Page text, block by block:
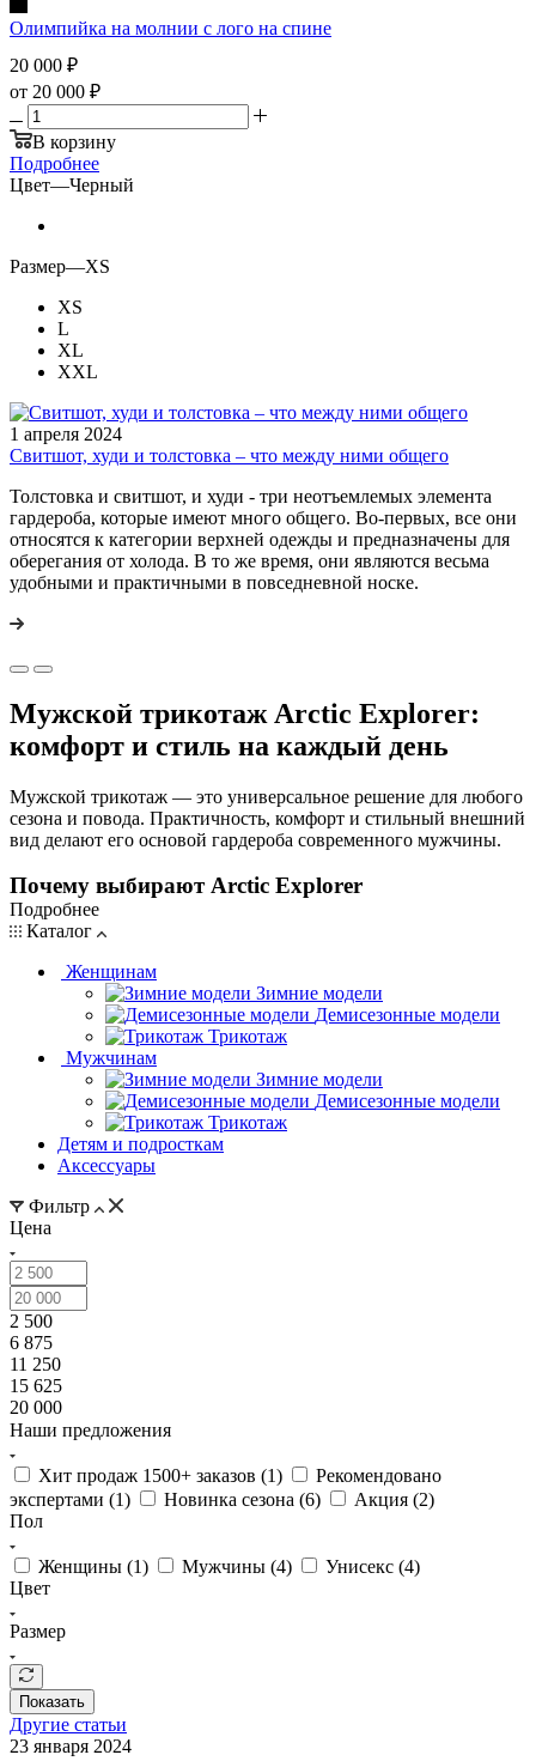
Олимпийка на молнии с лого на спине
20 000 ₽
от 20 000 ₽
В корзину
Подробнее
Цвет—Черный
Размер—XS
XS
L
XL
XXL
1 апреля 2024
Свитшот, худи и толстовка – что между ними общего
Толстовка и свитшот, и худи - три неотъемлемых элемента
гардероба, которые имеют много общего. Во-первых, все они
относятся к категории верхней одежды и предназначены для
оберегания от холода. В то же время, они являются весьма
удобными и практичными в повседневной носке.
Мужской трикотаж Arctic Explorer:
комфорт и стиль на каждый день
Мужской трикотаж — это универсальное решение для любого
сезона и повода. Практичность, комфорт и стильный внешний
вид делают его основой гардероба современного мужчины.
Почему выбирают Arctic Explorer
Качество мирового уровня — современные технологии
Экологичность — безопасные для природы материалы.
Комфорт — мягкое облегание без сковывания
движений.
Практичность — легкий уход, сохранение формы после
множества стирок.
Разнообразие стилей — от классических водолазок до
спортивных костюмов.
Уникальный дизайн — сочетание функциональности и
Каждое изделие Arctic Explorer — результат многолетних
исследований и стремления к совершенству.
Где купить
Интернет-магазин Arctic Explorer предлагает широкий выбор
трикотажа премиального качества. Подробные описания,
фотографии и размерные таблицы помогут подобрать
идеальную вещь.
Покупая мужской трикотаж в Arctic Explorer, вы получаете
безупречное качество, уникальный стиль и комфорт в каждой
детали.
Подробнее
Каталог
Женщинам
Зимние модели
Демисезонные модели
Трикотаж
Мужчинам
Зимние модели
Демисезонные модели
Трикотаж
Детям и подросткам
Аксессуары
Фильтр
Цена
2 500
6 875
11 250
15 625
20 000
Наши предложения
Хит продаж 1500+ заказов (1)
Рекомендовано
экспертами (1) Новинка сезона (6) Акция (2)
Пол
Женщины (1) Мужчины (4) Унисекс (4)
Цвет
Размер
Показать
Другие статьи
23 января 2024